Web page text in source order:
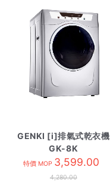
GENKI [i]排氣式乾衣機
GK-8K
特價 MOP 3,599.00
4,280.00